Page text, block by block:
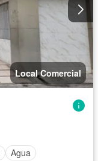
Local Comercial
Agua